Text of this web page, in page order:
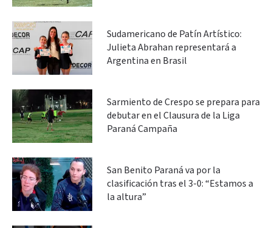
Sudamericano de Patín Artístico:
Julieta Abrahan representará a
Argentina en Brasil
Sarmiento de Crespo se prepara para
debutar en el Clausura de la Liga
Paraná Campaña
San Benito Paraná va por la
clasificación tras el 3-0: “Estamos a
la altura”